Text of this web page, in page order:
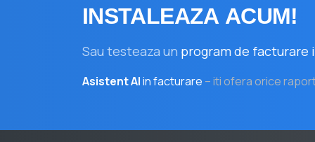
INSTALEAZA ACUM!
Sau testeaza un program de
Asistent AIin facturare – iti ofera orice